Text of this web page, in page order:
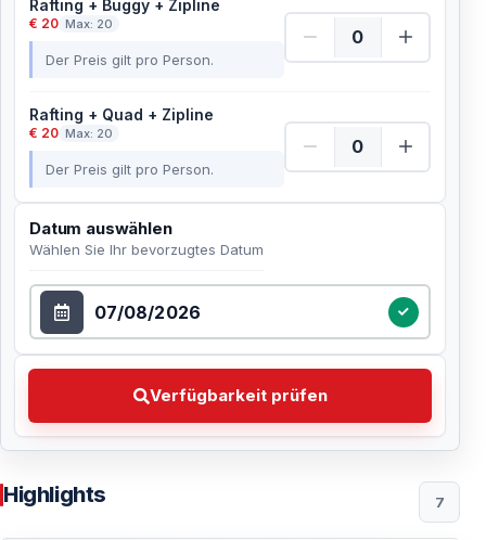
Rafting + Buggy + Zipline
€ 20 Max: 20
Der Preis gilt pro Person.
Rafting + Quad + Zipline
€ 20 Max: 20
Der Preis gilt pro Person.
Datum auswählen
Wählen Sie Ihr bevorzugtes Datum
Datum auswählen
Verfügbarkeit prüfen
Verfügbarkeit prüfen Wählen Sie Ihr bevorzugtes
Highlights 7